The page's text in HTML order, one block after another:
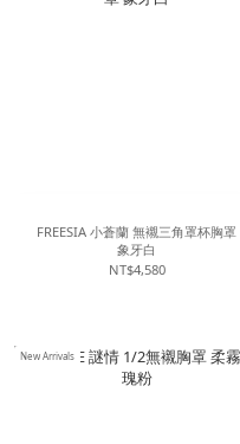
FREESIA 小蒼蘭 無襯三角罩杯胸罩
象牙白
NT$4,580
New Arrivals